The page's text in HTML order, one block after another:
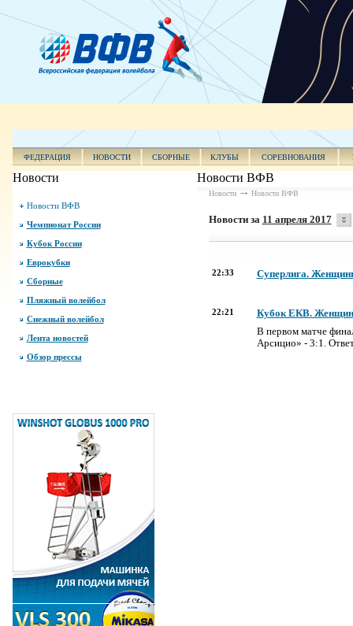
ФЕДЕРАЦИЯ НОВОСТИ СБОРНЫЕ КЛУБЫ СОРЕВНОВАНИЯ
Новости
Новости ВФВ
Чемпионат России
Кубок России
Еврокубки
Сборные
Пляжный волейбол
Снежный волейбол
Лента новостей
Обзор прессы
Новости ВФВ
Новости Новости ВФВ
Новости за 11 апреля 2017
22:33 Суперлига.
22:21 Кубок ЕКВ.
В первом матче
Арсицио» - 3:1.